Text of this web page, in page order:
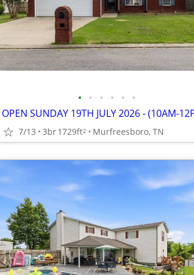
• • • • • •
7/13 3br1729ft2 Murfreesboro, TN